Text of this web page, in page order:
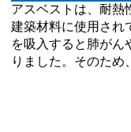
アスベストは、耐熱
建築材料に使用され
を吸入すると肺が
りました。そのため